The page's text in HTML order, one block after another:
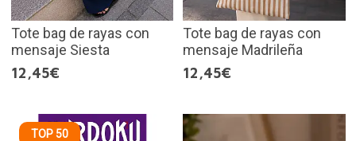
Tote bag de rayas con
mensaje Siesta
12,45€
Tote bag de rayas con
mensaje Madrileña
12,45€
TOP 50